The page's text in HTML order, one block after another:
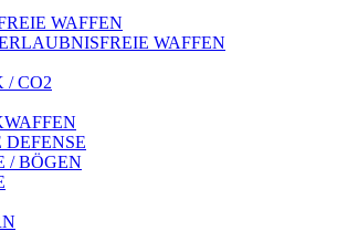
WAFFEN
WAFFEN
/ CO2
/ BÖGEN